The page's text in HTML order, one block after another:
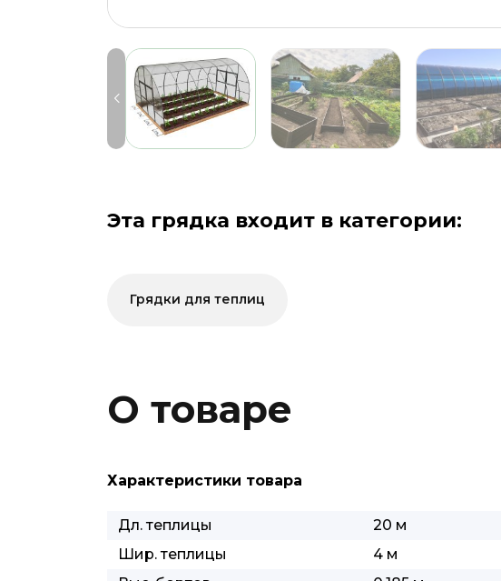
Эта грядка входит в категории:
Грядки для теплиц
О товаре
Характеристики товара
Дл. теплицы
20 м
Шир. теплицы
4 м